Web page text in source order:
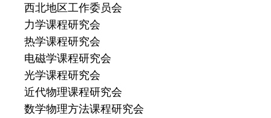
西北地区工作委员会
力学课程研究会
热学课程研究会
电磁学课程研究会
光学课程研究会
近代物理课程研究会
数学物理方法课程研究会